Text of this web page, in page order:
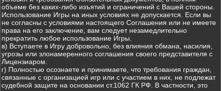
объеме без каких-либо изъятий и ограничений с Вашей стороны.
Использование Игры на иных условиях не допускается. Если вы
не согласны с условиями настоящего Соглашения или не имеете
права на его заключение, вам следует незамедлительно
прекратить любое использование Игры.
в) Вступаете в Игру добровольно, без влияния обмана, насилия,
угрозы или злонамеренного соглашения своего представителя с
Лицензиаром.
г) Полностью осознаете и принимаете, что требования граждан,
связанные с организацией игр или с участием в них, не подлежат
судебной защите на основании ст.1062 ГК РФ. В частности, это